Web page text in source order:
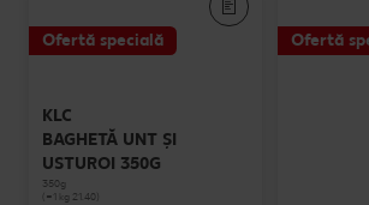
Ofertă specială
KLC
BAGHETĂ UNT ȘI
USTUROI 350G
350g
(=1 kg 21.40)
Ofertă